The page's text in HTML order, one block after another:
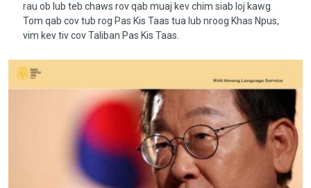
rau ob lub teb chaws rov qab muaj kev chim siab loj kawg.
Tom qab cov tub rog Pas Kis Taas tua lub nroog Khas Npus,
vim kev tiv cov Taliban Pas Kis Taas.